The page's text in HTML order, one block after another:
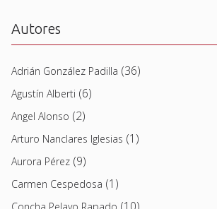
Autores
Adrián González Padilla (36)
Agustín Alberti (6)
Angel Alonso (2)
Arturo Nanclares Iglesias (1)
Aurora Pérez (9)
Carmen Cespedosa (1)